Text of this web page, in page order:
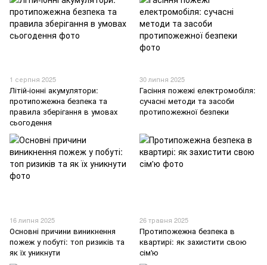
1 серпня 2025
Літій-іонні акумулятори:
протипожежна безпека та
правила зберігання в умовах
сьогодення
30 липня 2025
Гасіння пожежі електромобіля:
сучасні методи та засоби
протипожежної безпеки
16 липня 2025
Основні причини виникнення
пожеж у побуті: топ ризиків та
як їх уникнути
26 травня 2025
Протипожежна безпека в
квартирі: як захистити свою
сім'ю